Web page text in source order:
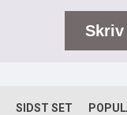
SIDST SET